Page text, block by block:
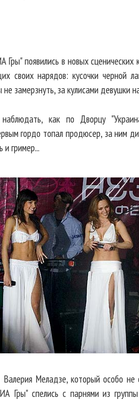
Гры" появились в новых
своих нарядов: кусочки черной
замерзнуть, за кулисами девушки
как по Дворцу
гордо топал продюсер, за ним
и гример...
Меладзе, который особо не
Гры" спелись с парнями из